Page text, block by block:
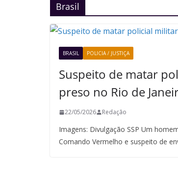
Brasil
BRASIL POLICIA / JUSTIÇA
Suspeito de matar
preso no Rio de
22/05/2026 Redação
Imagens: Divulgação SSP Um
Comando Vermelho e suspeito de